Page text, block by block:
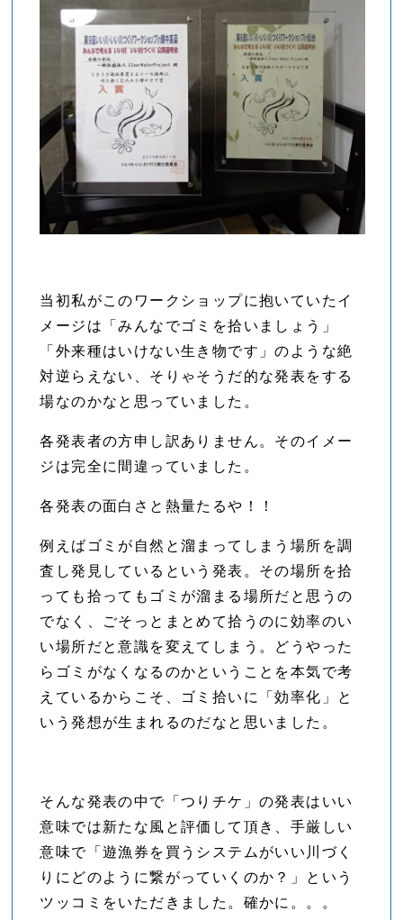
当初私がこのワークショップに抱いていたイ
メージは「みんなでゴミを拾いましょう」
「外来種はいけない生き物です」のような絶
対逆らえない、そりゃそうだ的な発表をする
場なのかなと思っていました。
各発表者の方申し訳ありません。そのイメー
ジは完全に間違っていました。
各発表の面白さと熱量たるや！！
例えばゴミが自然と溜まってしまう場所を調
査し発見しているという発表。その場所を拾
っても拾ってもゴミが溜まる場所だと思うの
でなく、ごそっとまとめて拾うのに効率のい
い場所だと意識を変えてしまう。どうやった
らゴミがなくなるのかということを本気で考
えているからこそ、ゴミ拾いに「効率化」と
いう発想が生まれるのだなと思いました。
そんな発表の中で「つりチケ」の発表はいい
意味では新たな風と評価して頂き、手厳しい
意味で「遊漁券を買うシステムがいい川づく
りにどのように繋がっていくのか？」という
ツッコミをいただきました。確かに。。。